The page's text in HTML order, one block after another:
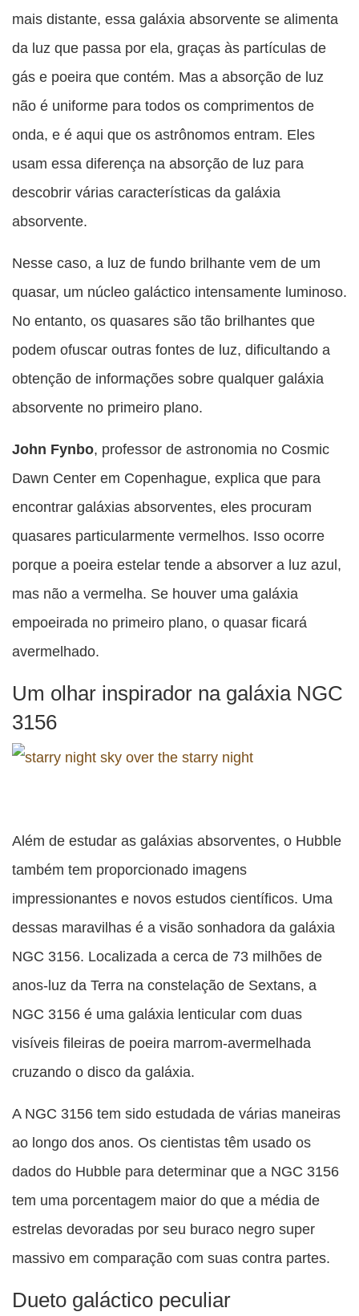
mais distante, essa galáxia absorvente se alimenta
da luz que passa por ela, graças às partículas de
gás e poeira que contém. Mas a absorção de luz
não é uniforme para todos os comprimentos de
onda, e é aqui que os astrônomos entram. Eles
usam essa diferença na absorção de luz para
descobrir várias características da galáxia
absorvente.
Nesse caso, a luz de fundo brilhante vem de um
quasar, um núcleo galáctico intensamente luminoso.
No entanto, os quasares são tão brilhantes que
podem ofuscar outras fontes de luz, dificultando a
obtenção de informações sobre qualquer galáxia
absorvente no primeiro plano.
John Fynbo, professor de astronomia no Cosmic
Dawn Center em Copenhague, explica que para
encontrar galáxias absorventes, eles procuram
quasares particularmente vermelhos. Isso ocorre
porque a poeira estelar tende a absorver a luz azul,
mas não a vermelha. Se houver uma galáxia
empoeirada no primeiro plano, o quasar ficará
avermelhado.
Um olhar inspirador na galáxia NGC
3156
Além de estudar as galáxias absorventes, o Hubble
também tem proporcionado imagens
impressionantes e novos estudos científicos. Uma
dessas maravilhas é a visão sonhadora da galáxia
NGC 3156. Localizada a cerca de 73 milhões de
anos-luz da Terra na constelação de Sextans, a
NGC 3156 é uma galáxia lenticular com duas
visíveis fileiras de poeira marrom-avermelhada
cruzando o disco da galáxia.
A NGC 3156 tem sido estudada de várias maneiras
ao longo dos anos. Os cientistas têm usado os
dados do Hubble para determinar que a NGC 3156
tem uma porcentagem maior do que a média de
estrelas devoradas por seu buraco negro super
massivo em comparação com suas contra partes.
Dueto galáctico peculiar